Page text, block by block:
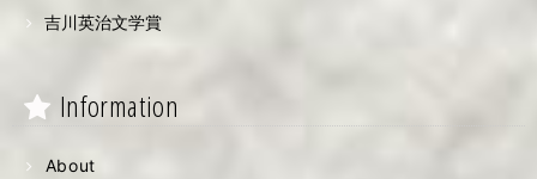
吉川英治文学賞
Information
About